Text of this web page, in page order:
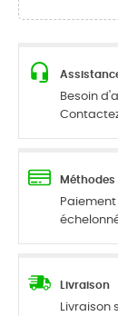
Besoin
Méthodes
Livraison
Livraison